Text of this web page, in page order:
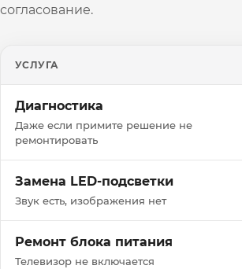
согласование.
УСЛУГА
Диагностика
Даже если примите решение не
ремонтировать
Замена LED-подсветки
Звук есть, изображения нет
Ремонт блока питания
Телевизор не включается